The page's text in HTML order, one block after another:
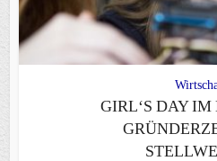
GIRL‘S DAY